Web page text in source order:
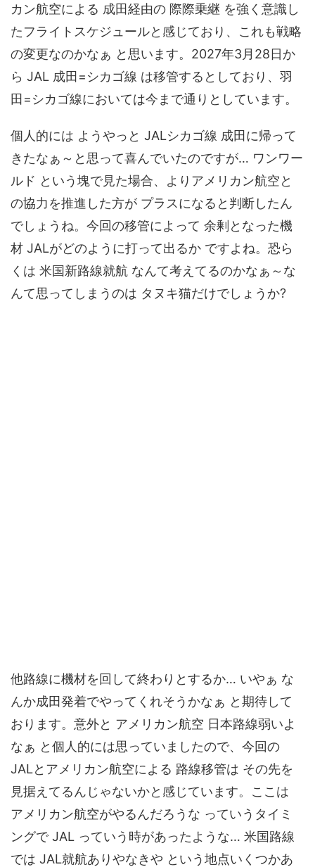
カン航空による 成田経由の 際際乗継 を強く意識し
たフライトスケジュールと感じており、これも戦略
の変更なのかなぁ と思います。2027年3月28日か
ら JAL 成田=シカゴ線 は移管するとしており、羽
田=シカゴ線においては今まで通りとしています。
個人的には ようやっと JALシカゴ線 成田に帰って
きたなぁ～と思って喜んでいたのですが… ワンワー
ルド という塊で見た場合、よりアメリカン航空と
の協力を推進した方が プラスになると判断したん
でしょうね。今回の移管によって 余剰となった機
材 JALがどのように打って出るか ですよね。恐ら
くは 米国新路線就航 なんて考えてるのかなぁ～な
んて思ってしまうのは タヌキ猫だけでしょうか?
他路線に機材を回して終わりとするか… いやぁ な
んか成田発着でやってくれそうかなぁ と期待して
おります。意外と アメリカン航空 日本路線弱いよ
なぁ と個人的には思っていましたので、今回の
JALとアメリカン航空による 路線移管は その先を
見据えてるんじゃないかと感じています。ここは
アメリカン航空がやるんだろうな っていうタイミ
ングで JAL っていう時があったような… 米国路線
では JAL就航ありやなきや という地点いくつかあ